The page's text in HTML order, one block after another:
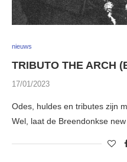
nieuws
TRIBUTO THE ARCH
17/01/2023
Odes, huldes en tributes zijn
Wel, laat de Breendonkse